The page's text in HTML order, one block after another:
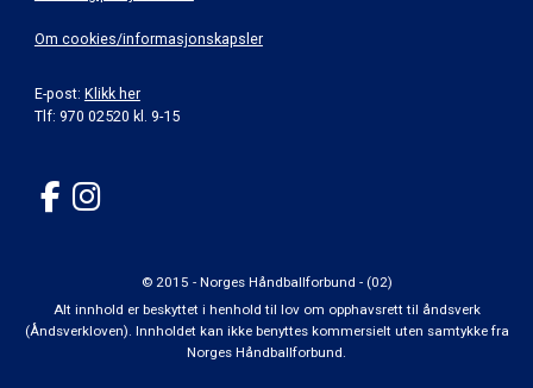
Om cookies/informasjonskapsler
E-post: Klikk her
Tlf: 970 02520 kl. 9-15
© 2015 - Norges Håndballforbund - (02)
Alt innhold er beskyttet i henhold til lov om opphavsrett til åndsverk
(Åndsverkloven). Innholdet kan ikke benyttes kommersielt uten samtykke fra
Norges Håndballforbund.